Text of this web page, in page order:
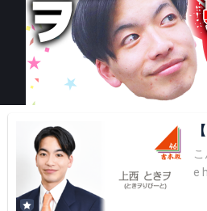
こんに
e